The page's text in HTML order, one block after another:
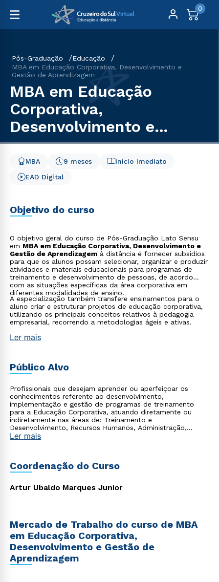
0
Pós-Graduação
Educação
MBA em Educação Corporativa, Desenvolvimento e
Gestão de Aprendizagem
MBA em Educação
Corporativa,
Desenvolvimento e
Gestão de Aprendizagem
Início Imediato
9 meses
MBA
EAD Digital
Objetivo do curso
O objetivo geral do curso de Pós-Graduação Lato Sensu
em MBA em Educação Corporativa, Desenvolvimento e
Gestão de Aprendizagem à distância é fornecer subsídios
para que os alunos possam selecionar, organizar e produzir
atividades e materiais educacionais para programas de
treinamento e desenvolvimento de pessoas, de acordo
com as situações específicas da área corporativa em
diferentes modalidades de ensino.
A especialização também transfere ensinamentos para o
aluno criar e estruturar projetos de educação corporativa,
utilizando os principais conceitos relativos à pedagogia
empresarial, recorrendo a metodologias ágeis e ativas.
Ler mais
Público Alvo
Profissionais que desejam aprender ou aperfeiçoar os
conhecimentos referente ao desenvolvimento,
implementação e gestão de programas de treinamento
para a Educação Corporativa, atuando diretamente ou
indiretamente nas áreas de: Treinamento e
Desenvolvimento, Recursos Humanos, Administração,
Pedagogia, Gestão do Conhecimento e Estratégia
Ler mais
Coordenação do Curso
Artur Ubaldo Marques Junior
Mercado de Trabalho do curso de MBA
em Educação Corporativa,
Desenvolvimento e Gestão de
Aprendizagem